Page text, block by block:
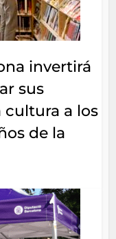
invertirá
sus
cultura a los
de la